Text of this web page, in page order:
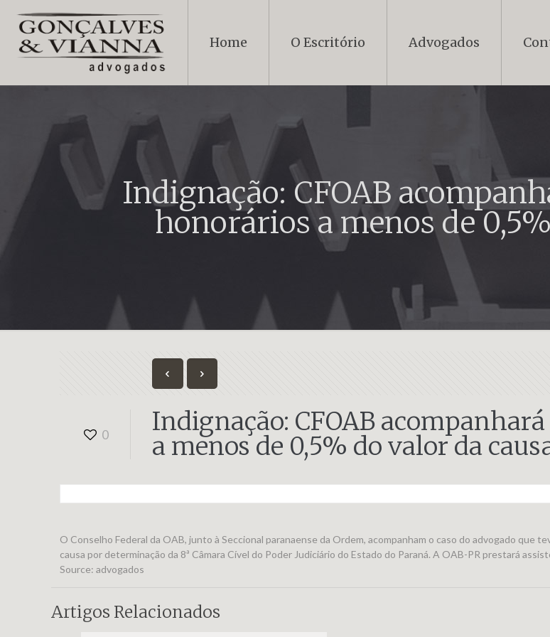
Home O Escritório Advogados
Indignação: CFOAB
honorários a menos de
0 Indignação: CFOAB
a menos de 0,5% do valor da
O Conselho Federal da OAB, junto à Seccional paranaense da Ordem, acompanham o caso do advogado que
causa por determinação da 8ª Câmara Cível do Poder Judiciário do Estado do Paraná. A OAB-PR prestará
Source: advogados
Artigos Relacionados